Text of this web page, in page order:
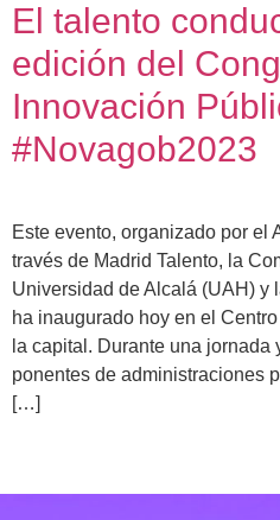
El talento
edición del
Innovación
#Novagob2023
Este evento, organizado por el
través de Madrid Talento, la
Universidad de Alcalá (UAH) y
ha inaugurado hoy en el
la capital. Durante una jornada
ponentes de administraciones
[…]